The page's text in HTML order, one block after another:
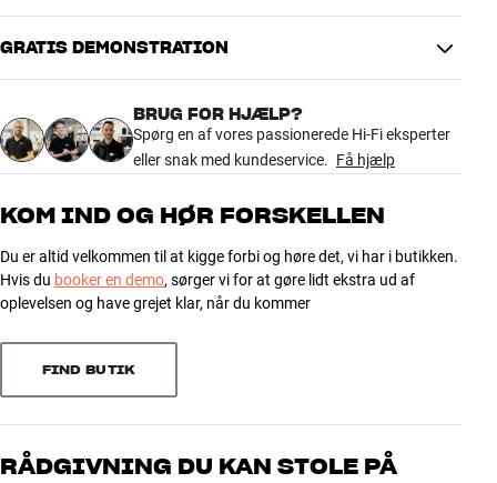
Farve
Sort
Vægt (kg)
Mål (emballage)
x dybde)
Mål (produkt)
20,5 x 3 x 23,5 cm (bredde x
højde x dybde)
GENERELLE EGENSKABER
Bordstander til AIAIAI UNIT-4 højtalere
Materiale: 100% genbrugt silikone
Mål: 20,5 x 3,0 x 23,5 cm (BxHxD)
4.7
3 anmeldelser
3 0
2
Sorter efter
GRATIS DEMONSTRATION
BRUG FOR HJÆLP?
Spørg en af vores passionerede Hi-Fi eksperter
eller snak med kundeservice. Få hjælp
KOM IND OG HØR FORSKELLEN
Du er altid velkommen til at kigge forbi og høre det, vi har i butikken.
Hvis du booker en demo, sørger vi for at gøre lidt ekstra ud af
oplevelsen og have grejet klar, når du kommer
FIND BUTIK
RÅDGIVNING DU KAN STOLE PÅ